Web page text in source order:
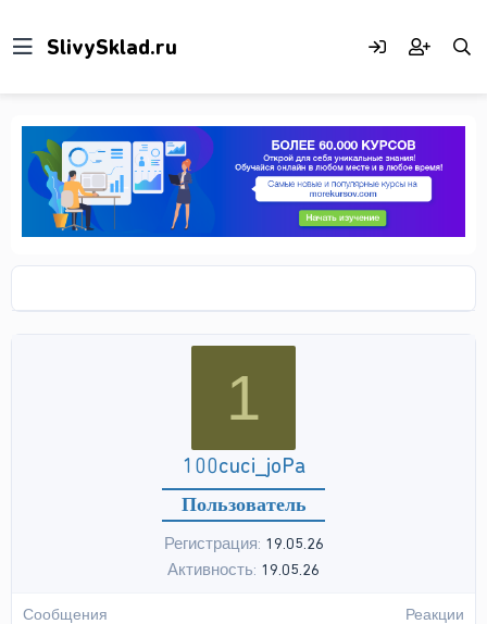
1
100cuci_joPa
Пользователь
Регистрация 19.05.26
Активность 19.05.26
Сообщения Реакции